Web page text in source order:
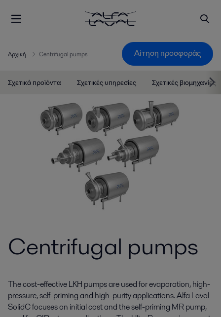
Αρχική Centrifugal pumps Αίτηση προσφοράς
Σχετικά προϊόντα Σχετικές υπηρεσίες Σχετικές βιομηχανίες
Centrifugal pumps
The cost-effective LKH pumps are used for evaporation, high-
pressure, self-priming and high-purity applications. Alfa Laval
SolidC focuses on initial cost and the self-priming MR pump,